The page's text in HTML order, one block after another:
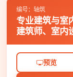
编号：轴筑
专业建筑与室
建筑师、室内
预览